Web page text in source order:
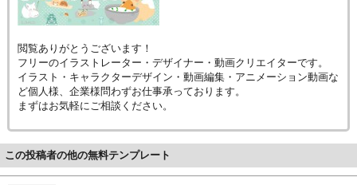
閲覧ありがとうございます！
フリーのイラストレーター・デザイナー・動画クリエイターです。
イラスト・キャラクターデザイン・動画編集・アニメーション動画な
ど個人様、企業様問わずお仕事承っております。
まずはお気軽にご相談ください。
この投稿者の他の無料テンプレート